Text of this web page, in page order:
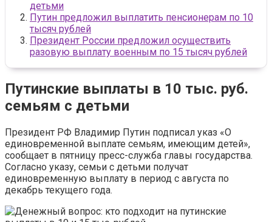
детьми
Путин предложил выплатить пенсионерам по 10
тысяч рублей
Президент России предложил осуществить
разовую выплату военным по 15 тысяч рублей
Путинские выплаты в 10 тыс. руб.
семьям с детьми
Президент РФ Владимир Путин подписал указ «О
единовременной выплате семьям, имеющим детей»,
сообщает в пятницу пресс-служба главы государства.
Согласно указу, семьи с детьми получат
единовременную выплату в период с августа по
декабрь текущего года.